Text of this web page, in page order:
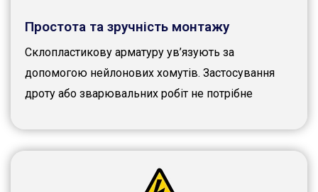
Простота та зручність монтажу
Склопластикову арматуру ув’язують за
допомогою нейлонових хомутів. Застосування
дроту або зварювальних робіт не потрібне